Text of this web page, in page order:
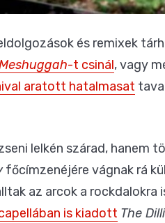
és remixek
-t csinál, vagy
aratott hatalmasat
lelkén szárad, hanem
főcímzenéjére vágnak rá
az arcok a rockdalokra
is kiadott The